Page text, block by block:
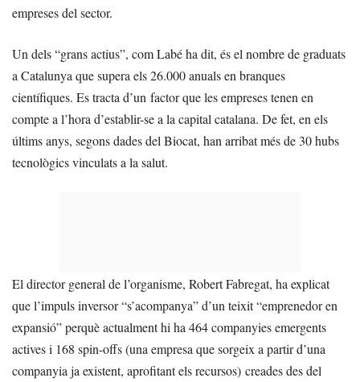
empreses del sector.
Un dels “grans actius”, com Labé ha dit, és el nombre de graduats
a Catalunya que supera els 26.000 anuals en branques
científiques. Es tracta d’un factor que les empreses tenen en
compte a l’hora d’establir-se a la capital catalana. De fet, en els
últims anys, segons dades del Biocat, han arribat més de 30 hubs
tecnològics vinculats a la salut.
El director general de l’organisme, Robert Fabregat, ha explicat
que l’impuls inversor “s’acompanya” d’un teixit “emprenedor en
expansió” perquè actualment hi ha 464 companyies emergents
actives i 168 spin-offs (una empresa que sorgeix a partir d’una
companyia ja existent, aprofitant els recursos) creades des del